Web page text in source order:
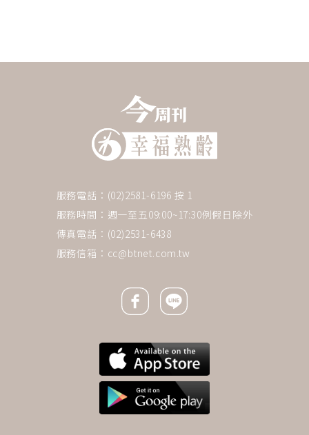
服務電話：(02)2581-6196 按 1
服務時間：週一至五09:00~17:30例假日除外
傳真電話：(02)2531-6438
服務信箱： cc@btnet.com.tw
Facebook icon
Line icon